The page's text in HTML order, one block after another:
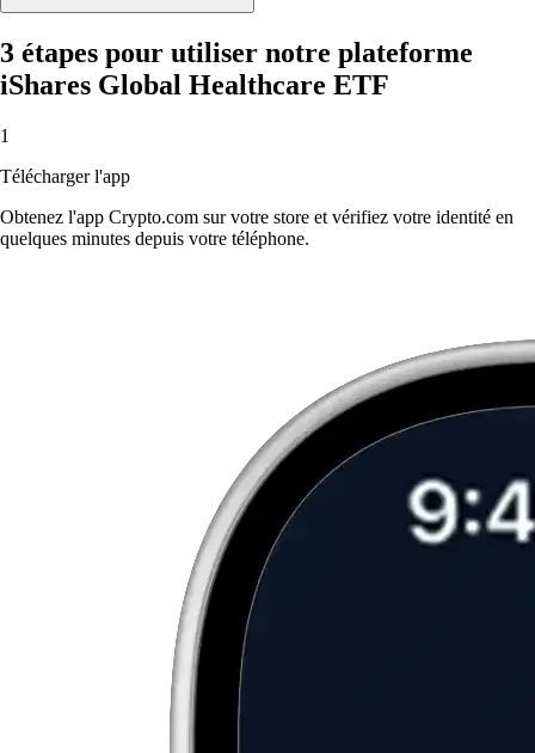
3 étapes pour utiliser notre plateforme
iShares Global Healthcare ETF
1
Télécharger l'app
Obtenez l'app Crypto.com sur votre store et vérifiez votre identité en
quelques minutes depuis votre téléphone.